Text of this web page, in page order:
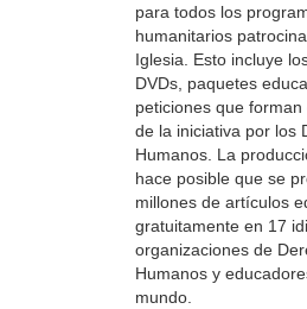
para todos los
humanitarios
Iglesia. Esto incluye
DVDs, paquetes
peticiones que forman
de la iniciativa por los
Humanos. La
hace posible que se
millones de artículos
gratuitamente en 17
organizaciones de
Humanos y
mundo.